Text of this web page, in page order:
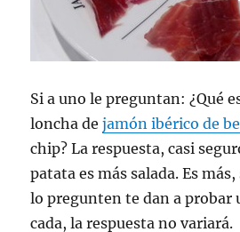
Si a uno le preguntan: ¿Qué
loncha dejamón ibérico de
chip? La respuesta, casi
patata es más salada. Es
lo pregunten te dan a probar
cada, la respuesta no variará.